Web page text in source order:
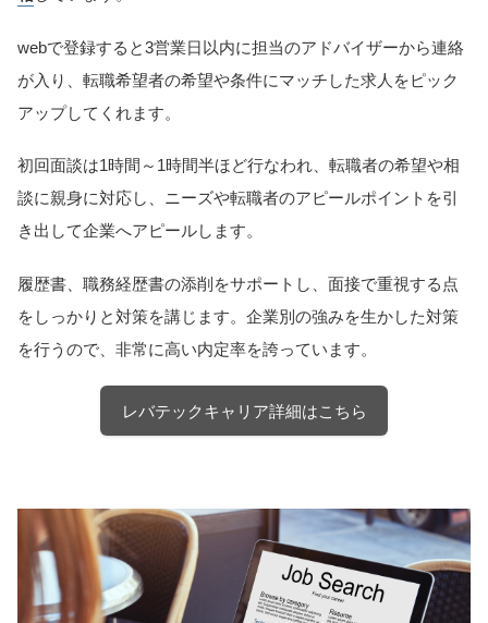
webで登録すると3営業日以内に担当のアドバイザーから連絡
が入り、転職希望者の希望や条件にマッチした求人をピック
アップしてくれます。
初回面談は1時間～1時間半ほど行なわれ、転職者の希望や相
談に親身に対応し、ニーズや転職者のアピールポイントを引
き出して企業へアピールします。
履歴書、職務経歴書の添削をサポートし、面接で重視する点
をしっかりと対策を講じます。企業別の強みを生かした対策
を行うので、非常に高い内定率を誇っています。
レバテックキャリア詳細はこちら